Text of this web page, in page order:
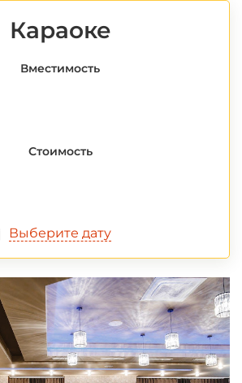
Караоке
Вместимость
Стоимость
Выберите дату